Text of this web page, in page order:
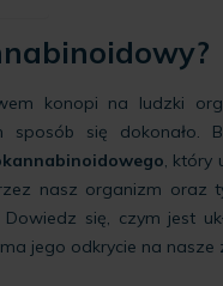
konopi na ludzki
się dokonało.
, który
nasz organizm oraz
się, czym jest
jego odkrycie na nasze